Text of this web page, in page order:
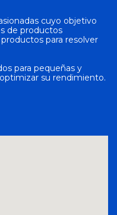
cuyo objetivo
de productos
para resolver
para pequeñas y
su rendimiento.